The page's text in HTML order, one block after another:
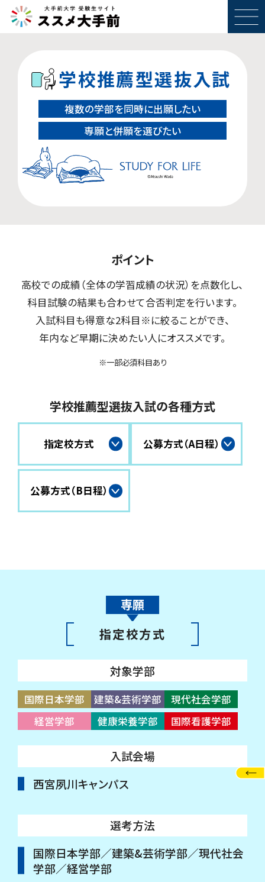
学校推薦型選抜入試
複数の学部を同時に出願したい
専願と併願を選びたい
ポイント
高校での成績（全体の学習成績の状況）を点数化し、
科目試験の結果も合わせて合否判定を行います。
入試科目も得意な2科目※に絞ることができ、
年内など早期に決めたい人にオススメです。
※一部必須科目あり
学校推薦型選抜入試の各種方式
指定校方式 公募方式（A日程）
公募方式（B日程）
専願
指定校方式
対象学部
国際日本学部 建築&芸術学部
現代社会学部
経営学部
健康栄養学部 国際看護学部
入試会場
西宮夙川キャンパス
選考方法
国際日本学部／建築&芸術学部／現代社会
学部／経営学部